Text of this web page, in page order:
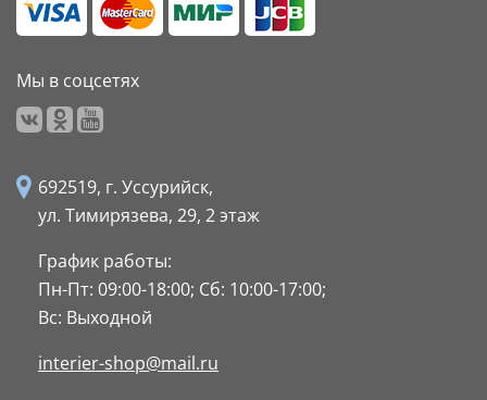
Мы в соцсетях
692519, г. Уссурийск,
ул. Тимирязева, 29, 2 этаж
График работы:
Пн-Пт: 09:00-18:00; Сб: 10:00-17:00;
Вс: Выходной
interier-shop@mail.ru